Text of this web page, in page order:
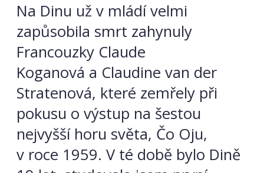
Na Dinu už v mládí velmi
zapůsobila smrt zahynuly
Francouzky Claude
Koganová a Claudine van der
Stratenová, které zemřely při
pokusu o výstup na šestou
nejvyšší horu světa, Čo Oju,
v roce 1959. V té době bylo Dině